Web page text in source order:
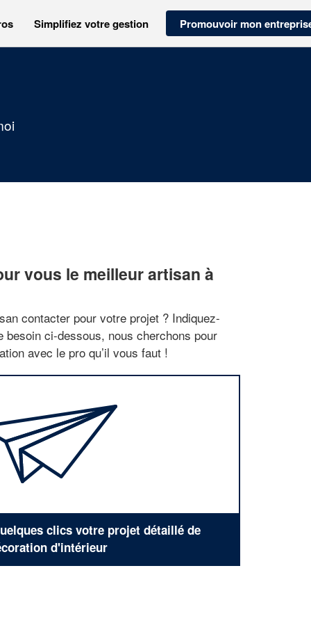
Simplifiez votre gestion Promouvoir mon
vous le meilleur artisan à
contacter pour votre projet ? Indiquez-
besoin ci-dessous, nous cherchons pour
avec le pro qu’il vous faut !
clics votre projet détaillé de
d'intérieur